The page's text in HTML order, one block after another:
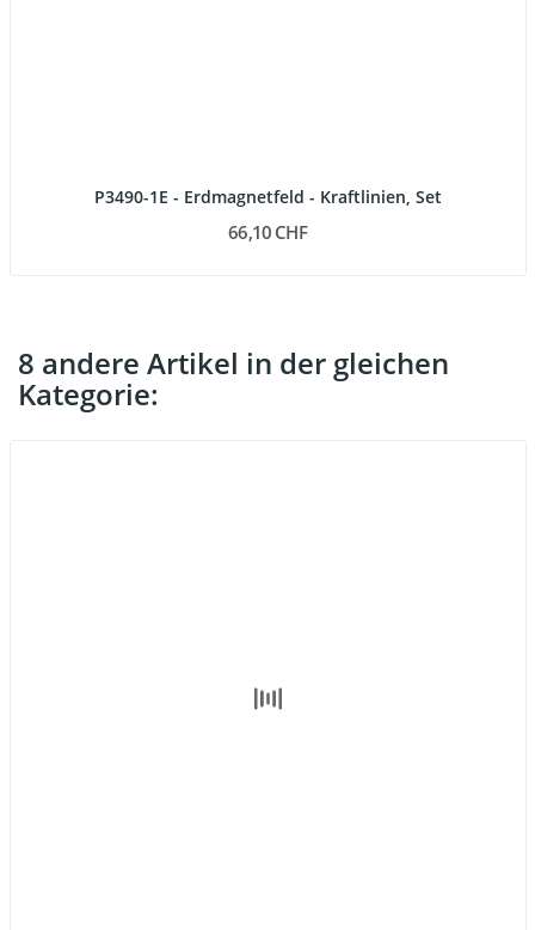
P3490-1E - Erdmagnetfeld - Kraftlinien, Set
66,10 CHF
8 andere Artikel in der gleichen
Kategorie: